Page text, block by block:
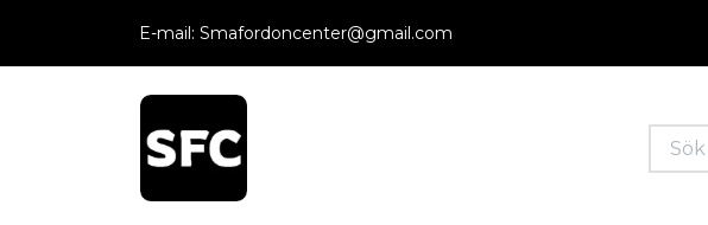
E-mail: Smafordoncenter@gmail.com